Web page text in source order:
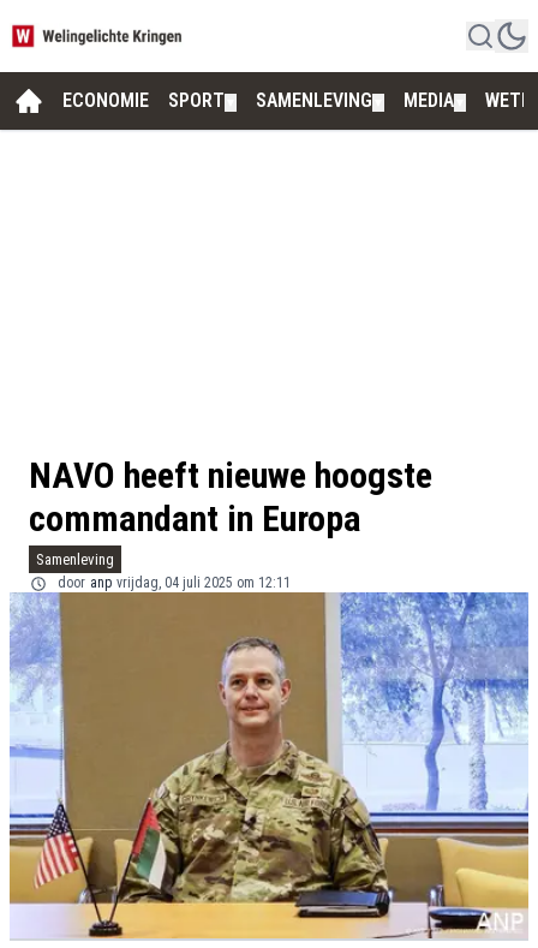
ECONOMIE SPORT SAMENLEVING MEDIA
NAVO heeft nieuwe hoogste
commandant in Europa
Samenleving
door anp vrijdag, 04 juli 2025 om 12:11